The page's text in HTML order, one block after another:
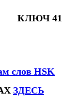
КЛЮЧ 41
слов HSK
ЗДЕСЬ